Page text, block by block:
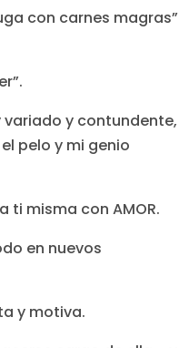
con carnes magras”
y contundente,
pelo y mi genio
ti misma con AMOR.
en nuevos
y motiva.